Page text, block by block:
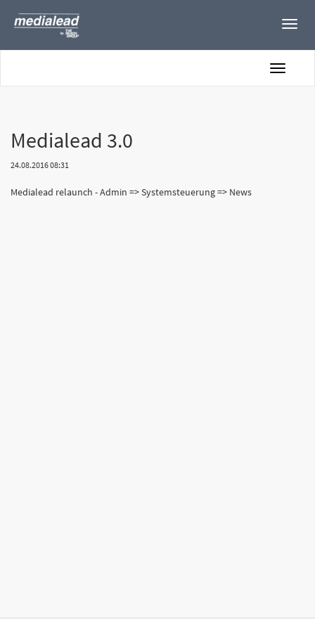
Toggle
Toggle
Medialead 3.0
24.08.2016 08:31
Medialead relaunch - Admin => Systemsteuerung => News